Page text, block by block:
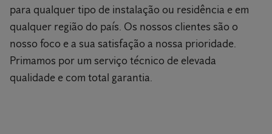
para qualquer tipo de instalação ou residência e em
qualquer região do país. Os nossos clientes são o
nosso foco e a sua satisfação a nossa prioridade.
Primamos por um serviço técnico de elevada
qualidade e com total garantia.